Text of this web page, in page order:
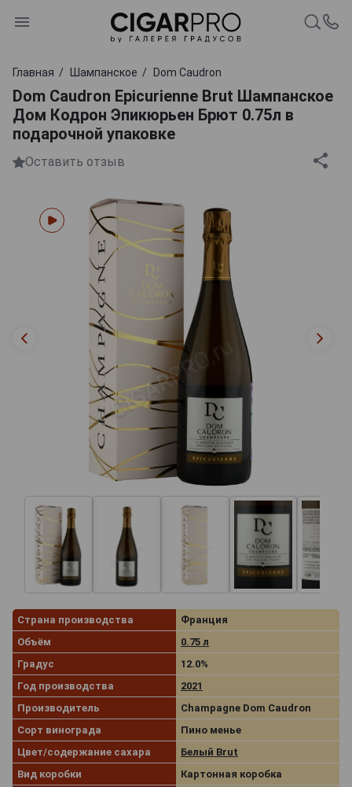
Главная Шампанское Dom Caudron
Dom Caudron Epicurienne Brut Шампанское
Дом Кодрон Эпикюрьен Брют 0.75л в
подарочной упаковке
Оставить отзыв
Страна производства
Франция
Объём
0.75 л
Градус
12.0%
Год производства
2021
Производитель
Champagne Dom Caudron
Сорт винограда
Пино менье
Цвет/содержание сахара
Белый Brut
Вид коробки
Картонная коробка